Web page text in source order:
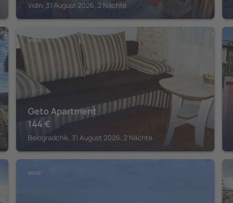
Vidin, 31 August 2026, 2 Nächte
VIDIN
Geto Apartment
144 €
Belogradchik, 31 August 2026, 2 Nächte
VIDIN